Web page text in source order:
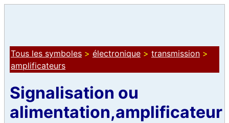
Tous les symboles > électronique > transmission >
amplificateurs
Signalisation ou
alimentation,amplificateur